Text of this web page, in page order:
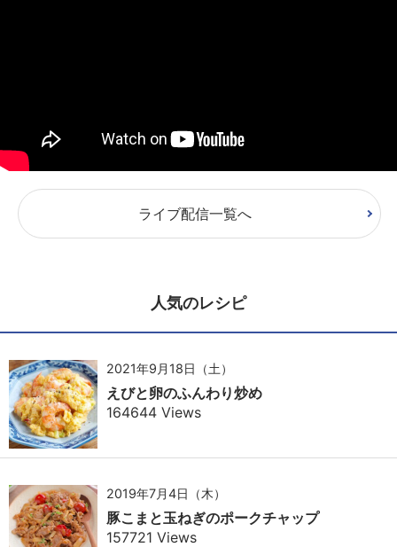
ライブ配信一覧へ
人気のレシピ
2021年9月18日（土）
えびと卵のふんわり炒め
164644 Views
2019年7月4日（木）
豚こまと玉ねぎのポークチャップ
157721 Views